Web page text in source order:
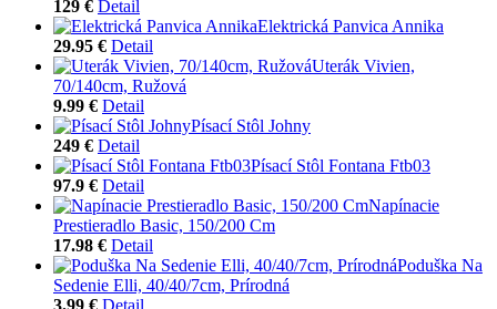
129 € Detail
Elektrická Panvica Annika
29.95 € Detail
Uterák Vivien,
70/140cm, Ružová
9.99 € Detail
Písací Stôl Johny
249 € Detail
Písací Stôl Fontana Ftb03
97.9 € Detail
Napínacie
Prestieradlo Basic, 150/200 Cm
17.98 € Detail
Poduška Na
Sedenie Elli, 40/40/7cm, Prírodná
3.99 € Detail